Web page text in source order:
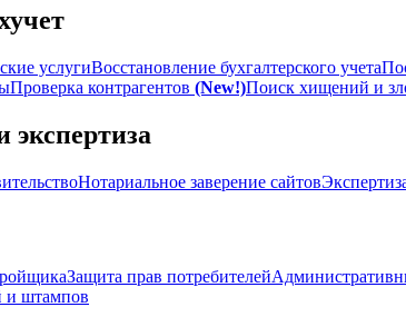
услугиВосстановление бухгалтерского учета
Проверка контрагентов (New!)Поиск хищений и
экспертиза
Нотариальное заверение сайтов
Защита прав потребителей
и штампов